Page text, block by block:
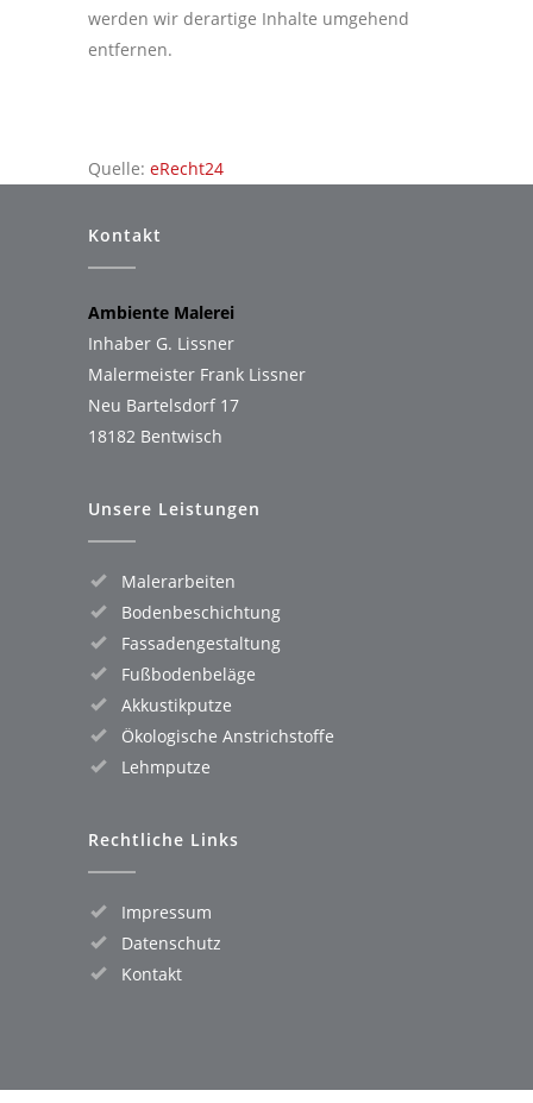
werden wir derartige Inhalte umgehend
entfernen.
Quelle: eRecht24
Kontakt
Ambiente Malerei
Inhaber G. Lissner
Malermeister Frank Lissner
Neu Bartelsdorf 17
18182 Bentwisch
Unsere Leistungen
Malerarbeiten
Bodenbeschichtung
Fassadengestaltung
Fußbodenbeläge
Akkustikputze
Ökologische Anstrichstoffe
Lehmputze
Rechtliche Links
Impressum
Datenschutz
Kontakt